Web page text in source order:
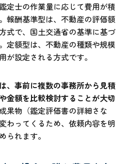
定士の作業量に応じて費用が積
報酬基準型は、不動産の評価額
式で、国土交通省の基準に基づ
定額型は、不動産の種類や規模
が設定される方式です。
、事前に複数の事務所から見積
金額を比較検討することが大切
果物（鑑定評価書の詳細さな
わってくるため、依頼内容を明
られます。